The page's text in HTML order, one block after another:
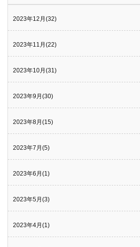
2023年12月(32)
2023年11月(22)
2023年10月(31)
2023年9月(30)
2023年8月(15)
2023年7月(5)
2023年6月(1)
2023年5月(3)
2023年4月(1)